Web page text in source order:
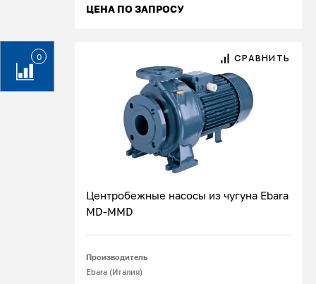
0
ЦЕНА ПО ЗАПРОСУ
СРАВНИТЬ
Центробежные насосы из чугуна Ebara
MD-MMD
Производитель
Ebara (Италия)